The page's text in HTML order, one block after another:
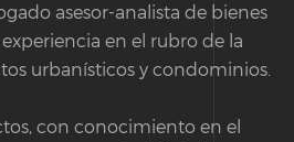
asesor-analista de bienes
en el rubro de la
urbanísticos y condominios.
con conocimiento en el